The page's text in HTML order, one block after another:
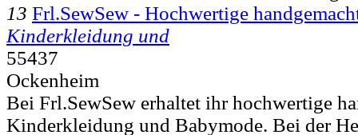
13 Frl.SewSew - Hochwertige
Kinderkleidung und
55437
Ockenheim
Bei Frl.SewSew erhaltet ihr hochwertige
Kinderkleidung und Babymode. Bei der